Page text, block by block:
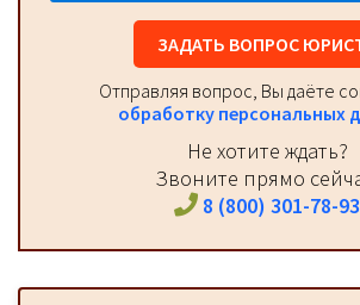
ЗАДАТЬ ВОПРОС
Отправляя вопрос, Вы даёте
обработку персональных
Не хотите ждать?
Звоните прямо
8 (800) 301-78-93